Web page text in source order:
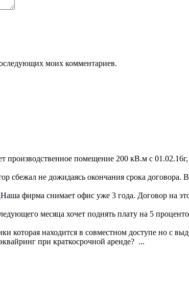
моих комментариев.
производственное помещение 200 кВ.м с
сбежал не дожидаясь окончания срока
Наша фирма снимает офис уже 3 года. Договор на
месяца хочет поднять плату на 5
которая находится в совместном доступе но с
при краткосрочной аренде? ...